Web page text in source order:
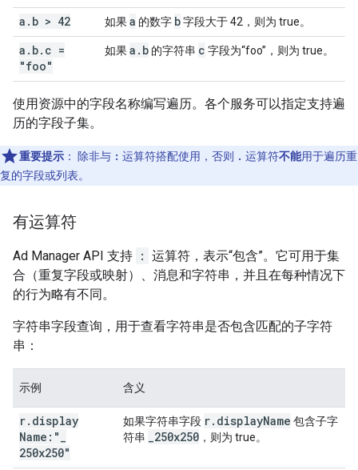
a . b > 42 如果a 的数字 b字段大于 42，则为 true。
a . b. c =
"foo"
如果a . b 的字符串 c 字段为“foo”，则为 true。
使用资源中的字段名称编写遍历。各个服务可以指定支持遍
历的字段子集。
重要提示 ： 除非与 : 运算符搭配使用，否则 . 运算符不能用于遍历重
复的字段或列表。
有运算符
Ad Manager API 支持 : 运算符，表示“包含”。它可用于集
合（重复字段或映射）、消息和字符串，并且在每种情况下
的行为略有不同。
字符串字段查询，用于查看字符串是否包含匹配的子字符
串：
示例 含义
r. display
Name:"
250x250"
如果字符串字段 r. displayName 包含子字
符串
250x250 ，则为 true。